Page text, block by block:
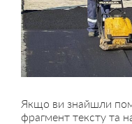
Якщо ви знайшли
фрагмент тексту та